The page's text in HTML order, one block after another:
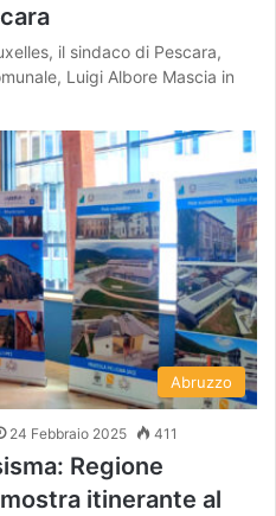
il sindaco di Pescara,
Luigi Albore Mascia in
Abruzzo
24 Febbraio 2025 411
Regione
itinerante al